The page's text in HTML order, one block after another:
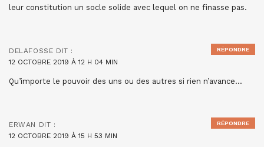
leur constitution un socle solide avec lequel on ne finasse pas.
DELAFOSSE DIT :
12 OCTOBRE 2019 À 12 H 04 MIN
Qu’importe le pouvoir des uns ou des autres si rien n’avance…
RÉPONDRE
ERWAN DIT :
12 OCTOBRE 2019 À 15 H 53 MIN
RÉPONDRE